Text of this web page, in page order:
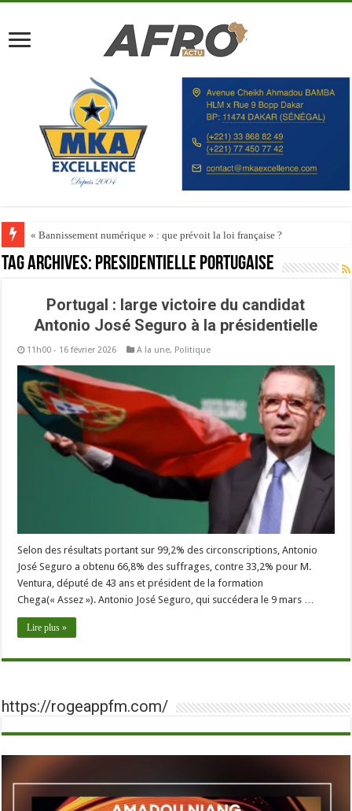
« Bannissement numérique » : que prévoit la loi française ?
Tag Archives: Présidentielle portugaise
Portugal : large victoire du candidat
Antonio José Seguro à la présidentielle
11h00 - 16 février 2026 A la une, Politique
Selon des résultats portant sur 99,2% des circonscriptions, Antonio
José Seguro a obtenu 66,8% des suffrages, contre 33,2% pour M.
Ventura, député de 43 ans et président de la formation
Chega(« Assez »). Antonio José Seguro, qui succédera le 9 mars …
Lire plus »
https://rogeappfm.com/